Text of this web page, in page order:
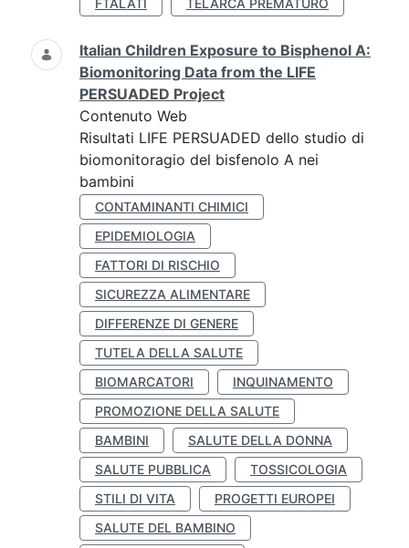
FTALATI TELARCA PREMATURO
Italian Children Exposure to Bisphenol A:
Biomonitoring Data from the LIFE
PERSUADED Project
Contenuto Web
Risultati LIFE PERSUADED dello studio di
biomonitoragio del bisfenolo A nei
bambini
CONTAMINANTI CHIMICI
EPIDEMIOLOGIA
FATTORI DI RISCHIO
SICUREZZA ALIMENTARE
DIFFERENZE DI GENERE
TUTELA DELLA SALUTE
BIOMARCATORI
INQUINAMENTO
PROMOZIONE DELLA SALUTE
BAMBINI
SALUTE DELLA DONNA
SALUTE PUBBLICA
TOSSICOLOGIA
STILI DI VITA
PROGETTI EUROPEI
SALUTE DEL BAMBINO